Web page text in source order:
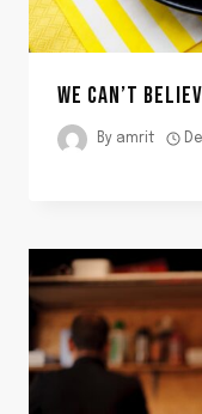
WE CAN’T
By amrit